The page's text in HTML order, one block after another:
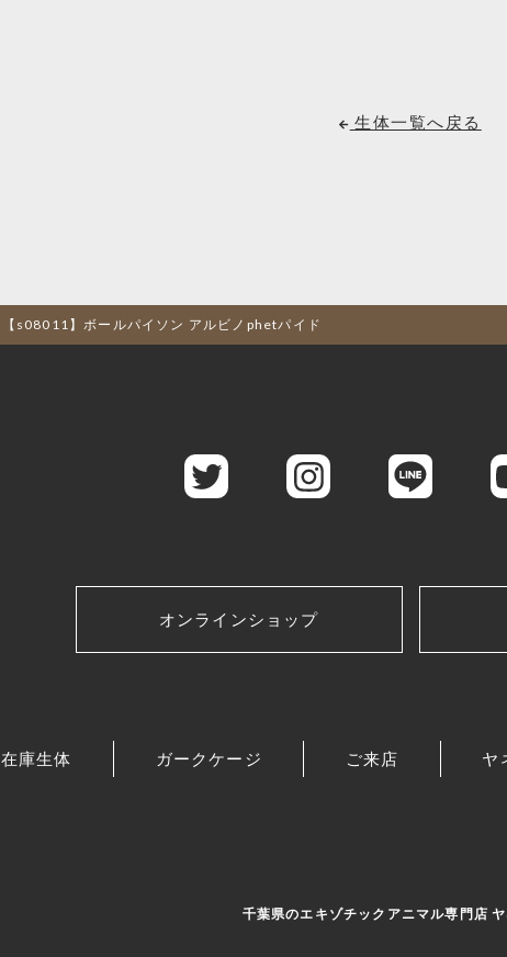
生体一覧へ戻る
【s08011】ボールパイソン アルビノphetパイド
オンラインショップ
在庫生体 ガークケージ ご来店 ヤ
千葉県のエキゾチックアニマル専門店